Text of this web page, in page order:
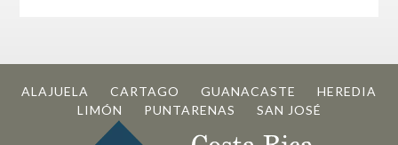
ALAJUELA CARTAGO GUANACASTE
HEREDIA
LIMÓN
PUNTARENAS SAN JOSÉ